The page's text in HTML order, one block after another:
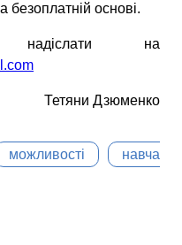
основі.
надіслати на
Тетяни Дзюменко
можливості